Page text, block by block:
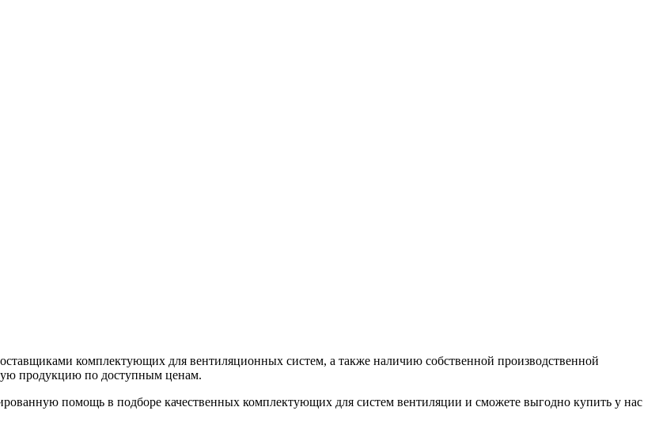
комплектующих для вентиляционных систем, а также наличию собственной производственной
продукцию по доступным ценам.
помощь в подборе качественных комплектующих для систем вентиляции и сможете выгодно купить у нас